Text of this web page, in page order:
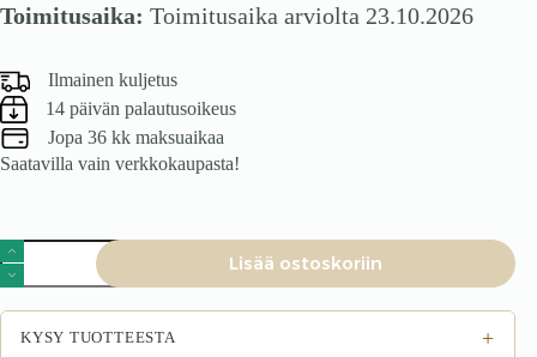
Toimitusaika: Toimitusaika arviolta 23.10.2026
Ilmainen kuljetus
14 päivän palautusoikeus
Jopa 36 kk maksuaikaa
Saatavilla vain verkkokaupasta!
Tuoli
Fedro,
beige
määrä
Lisää ostoskoriin
KYSY TUOTTEESTA +